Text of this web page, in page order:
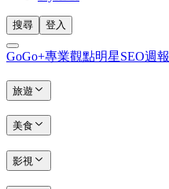
搜尋 登入
GoGo+專業觀點明星SEO週報
旅遊
美食
影視